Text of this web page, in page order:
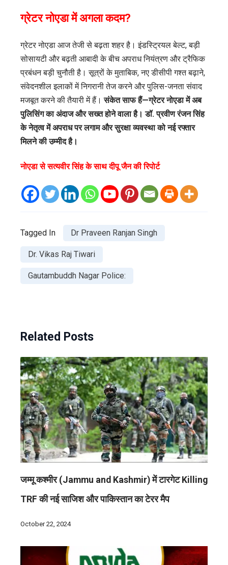
ग्रेटर नोएडा में अगला कदम?
ग्रेटर नोएडा आज तेजी से बढ़ता शहर है। इंडस्ट्रियल बेल्ट, बड़ी
सोसायटी और बढ़ती आबादी के बीच अपराध नियंत्रण और ट्रैफिक
प्रबंधन बड़ी चुनौती है। सूत्रों के मुताबिक, नए डीसीपी गश्त बढ़ाने,
संवेदनशील इलाकों में निगरानी तेज करने और पुलिस-जनता संवाद
मजबूत करने की तैयारी में हैं।संकेत साफ हैं—ग्रेटर नोएडा में अब
पुलिसिंग का अंदाज और सख्त होने वाला है। डॉ. प्रवीण रंजन सिंह
के नेतृत्व में अपराध पर लगाम और सुरक्षा व्यवस्था को नई रफ्तार
मिलने की उम्मीद है।
नोएडा से सत्यवीर सिंह के साथ दीपू जैन की रिपोर्ट
Tagged In Dr Praveen Ranjan Singh
Dr. Vikas Raj Tiwari
Gautambuddh Nagar Police:
Related Posts
जम्मू कश्मीर (Jammu and Kashmir) में टारगेट Killing
TRF की नई साजिश और पाकिस्तान का टेरर मैप
October 22, 2024